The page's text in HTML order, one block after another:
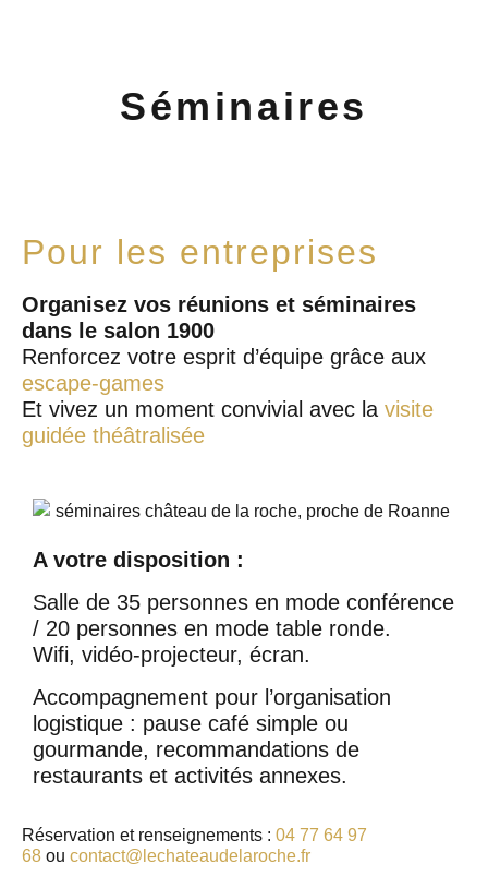
Séminaires
Pour les entreprises
Organisez vos réunions et séminaires
dans le salon 1900
Renforcez votre esprit d’équipe grâce aux
escape-games
Et vivez un moment convivial avec la visite
guidée théâtralisée
A votre disposition :
Salle de 35 personnes en mode conférence
/ 20 personnes en mode table ronde.
Wifi, vidéo-projecteur, écran.
Accompagnement pour l’organisation
logistique : pause café simple ou
gourmande, recommandations de
restaurants et activités annexes.
Réservation et renseignements : 04 77 64 97
68 ou contact@lechateaudelaroche.fr